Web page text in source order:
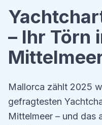
– Ihr Törn
Mallorca zählt 2025
gefragtesten
Mittelmeer – und das